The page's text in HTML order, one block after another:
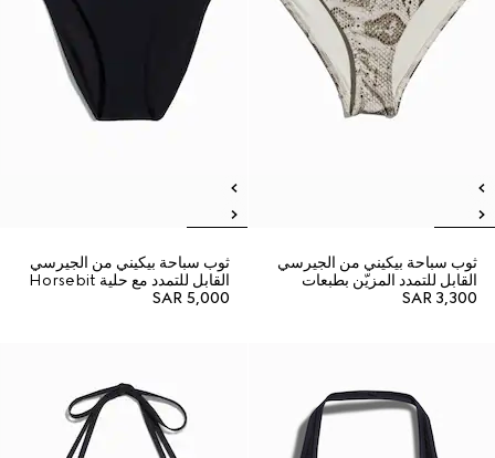
ثوب سباحة بيكيني من الجيرسي
القابل للتمدد المزيّن بطبعات
SAR 3,300
ثوب سباحة بيكيني من الجيرسي
القابل للتمدد مع حلية Horsebit
SAR 5,000